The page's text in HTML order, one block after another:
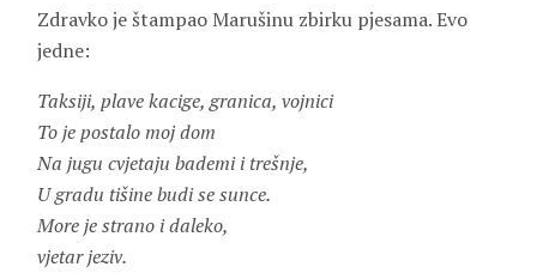
Zdravko je štampao Marušinu zbirku pjesama. Evo
jedne:
Taksiji, plave kacige, granica, vojnici
To je postalo moj dom
Na jugu cvjetaju bademi i trešnje,
U gradu tišine budi se sunce.
More je strano i daleko,
vjetar jeziv.